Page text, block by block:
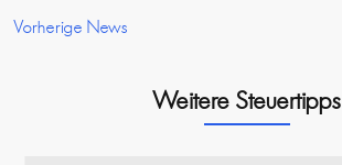
Vorherige News
Weitere Steuertipps